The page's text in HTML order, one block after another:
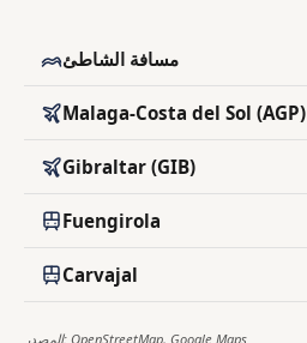
مسافة الشاطئ
Malaga-Costa del Sol (AGP)
Gibraltar (GIB)
Fuengirola
Carvajal
المصدر: OpenStreetMap, Google Maps